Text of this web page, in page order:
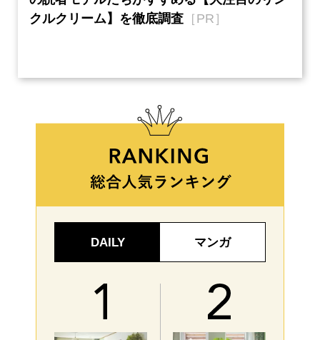
クルクリーム】を徹底調査 ［PR］
DAILY マンガ